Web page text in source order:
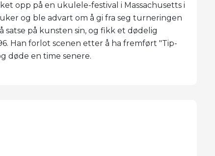
opp på en ukulele-festival i Massachusetts i
og ble advart om å gi fra seg turneringen
på kunsten sin, og fikk et dødelig
Han forlot scenen etter å ha fremført "Tip-
døde en time senere.